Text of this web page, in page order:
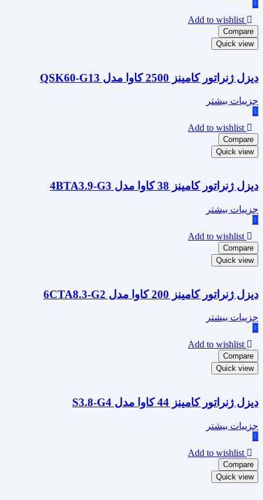
Add to wishlist
Compare
Quick view
دیزل ژنراتور کامینز 2500 کاوا مدل QSK60-G13
جزییات بیشتر
Add to wishlist
Compare
Quick view
دیزل ژنراتور کامینز 38 کاوا مدل 4BTA3.9-G3
جزییات بیشتر
Add to wishlist
Compare
Quick view
دیزل ژنراتور کامینز 200 کاوا مدل 6CTA8.3-G2
جزییات بیشتر
Add to wishlist
Compare
Quick view
دیزل ژنراتور کامینز 44 کاوا مدل S3.8-G4
جزییات بیشتر
Add to wishlist
Compare
Quick view